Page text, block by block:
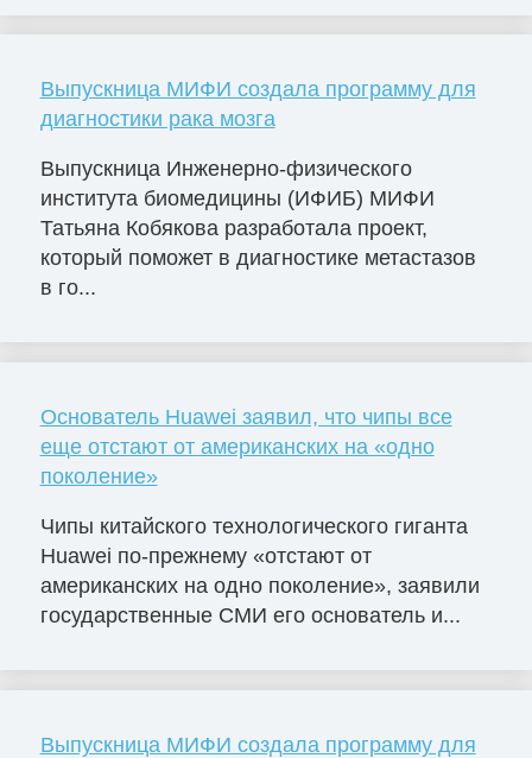
Выпускница МИФИ создала программу для
диагностики рака мозга
Выпускница Инженерно-физического
института биомедицины (ИФИБ) МИФИ
Татьяна Кобякова разработала проект,
который поможет в диагностике метастазов
в го...
Основатель Huawei заявил, что чипы все
еще отстают от американских на «одно
поколение»
Чипы китайского технологического гиганта
Huawei по-прежнему «отстают от
американских на одно поколение», заявили
государственные СМИ его основатель и...
Выпускница МИФИ создала программу для